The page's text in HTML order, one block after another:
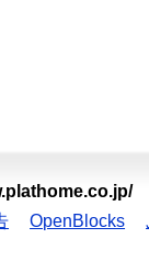
OpenBlocks